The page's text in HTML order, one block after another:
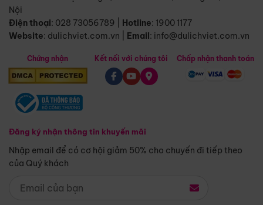
Nội
Điện thoại: 028 73056789 Hotline: 1900 1177
Website: dulichviet.com.vn Email: info@dulichviet.com.vn
Chứng nhận
Đăng ký nhận thông tin khuyến mãi
Nhập email để có cơ hội giảm 50% cho chuyến đi tiếp theo
của Quý khách
Kết nối với chúng tôi Chấp nhận thanh toán